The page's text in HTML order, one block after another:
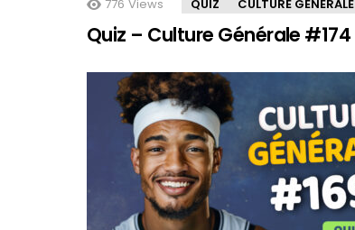
776 Views QUIZ CULTURE GÉNÉRALE
Quiz – Culture Générale #174